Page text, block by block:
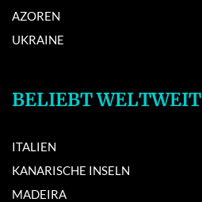
AZOREN
UKRAINE
BELIEBT WELTWEIT
ITALIEN
KANARISCHE INSELN
MADEIRA